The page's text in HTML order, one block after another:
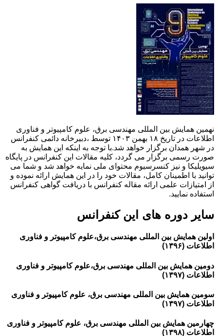
نهمین همایش بین المللی مهندسی برق، علوم کامپیوتر و فناوری
اطلاعات در تاریخ ۱۸ بهمن ۱۴۰۳ توسط ،دبیرخانه دائمی کنفرانس
در شهر همدان برگزار خواهد شد.با توجه به اینکه این همایش به
صورت رسمی برگزار می گردد، کلیه مقالات این کنفرانس در پایگاه
سیویلیکا و نیز کنسرسیوم محتوای ملی نمایه خواهد شد و شما می
توانید با اطمینان کامل، مقالات خود را در این همایش ارائه نموده و
از امتیازات علمی ارائه مقاله کنفرانس با دریافت گواهی کنفرانس
استفاده نمایید.
سایر دوره های این کنفرانس
اولین همایش بین المللی مهندسی برق،علوم کامپیوتر و فناوری
اطلاعات (۱۳۹۶)
دومین همایش بین المللی مهندسی برق،علوم کامپیوتر و فناوری
اطلاعات (۱۳۹۷)
سومین همایش بین المللی مهندسی برق، علوم کامپیوتر و فناوری
اطلاعات (۱۳۹۷)
چهارمین همایش بین المللی مهندسی برق، علوم کامپیوتر و فناوری
اطلاعات (۱۳۹۸)